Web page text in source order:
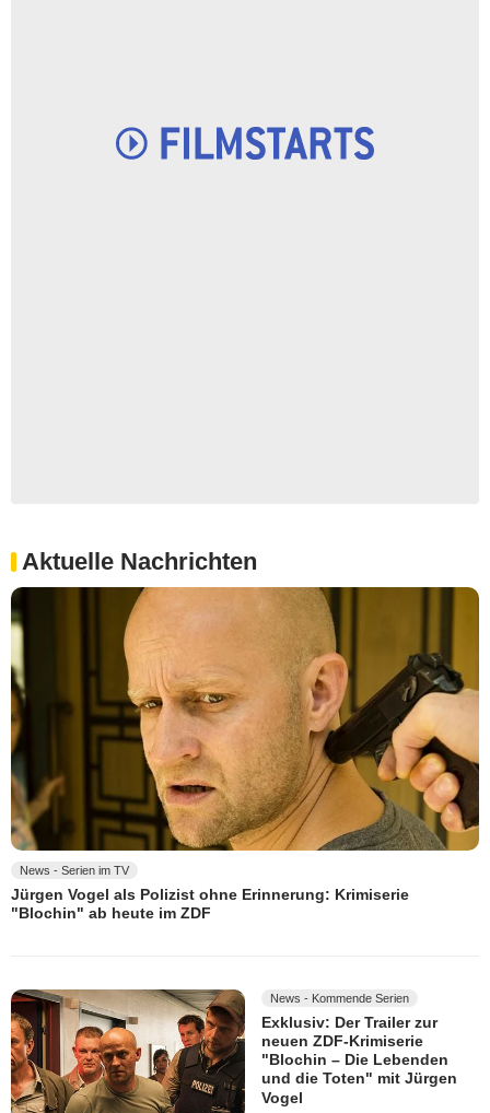
Aktuelle Nachrichten
News - Serien im TV
Jürgen Vogel als Polizist ohne Erinnerung: Krimiserie
"Blochin" ab heute im ZDF
News - Kommende Serien
Exklusiv: Der Trailer zur
neuen ZDF-Krimiserie
"Blochin – Die Lebenden
und die Toten" mit Jürgen
Vogel